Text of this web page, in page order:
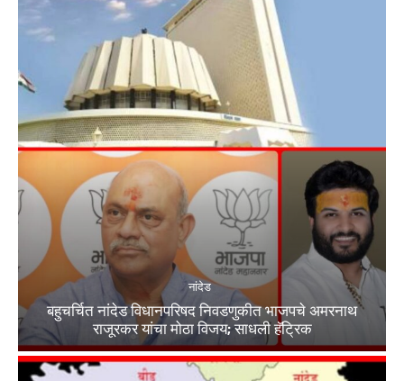
नांदेड
बहुचर्चित नांदेड विधानपरिषद निवडणुकीत भाजपचे अमरनाथ
राजूरकर यांचा मोठा विजय; साधली हॅट्रिक